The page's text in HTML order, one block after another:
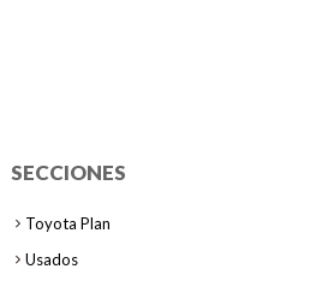
SECCIONES
Toyota Plan
Usados